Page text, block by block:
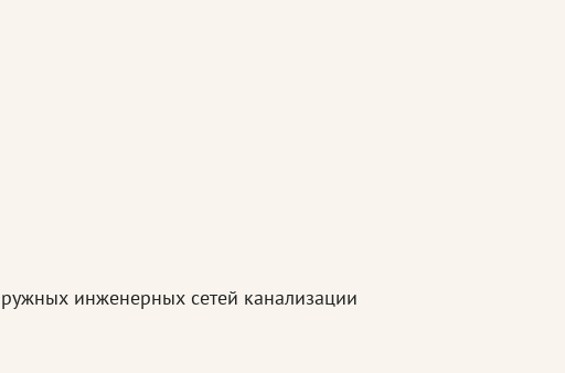
инженерных сетей канализации